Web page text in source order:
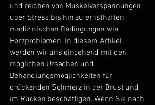
und reichen von Muskelverspannungen
über Stress bis hin zu ernsthaften
medizinischen Bedingungen wie
Herzproblemen. In diesem Artikel
werden wir uns eingehend mit den
möglichen Ursachen und
Behandlungsmöglichkeiten für
drückenden Schmerz in der Brust und
im Rücken beschäftigen. Wenn Sie nach